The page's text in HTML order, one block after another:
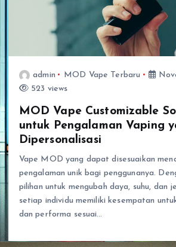
admin MOD Vape Terbaru
523 views
MOD Vape Customizable
untuk Pengalaman Vaping
Dipersonalisasi
Vape MOD yang dapat disesuaikan
pengalaman unik bagi penggunanya.
pilihan untuk mengubah daya, suhu, dan
setiap individu memiliki kesempatan
dan performa sesuai…